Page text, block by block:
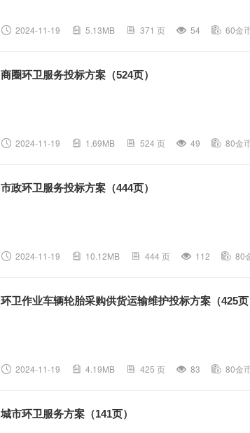
2024-11-19 5.13MB 371 页 54 60金
商圈环卫服务投标方案（524页）
2024-11-19 1.69MB 524 页 49 80金
市政环卫服务投标方案（444页）
2024-11-19 10.12MB 444 页 112 80
环卫作业车辆轮胎采购供货运输维护投标方案（425页
2024-11-19 4.19MB 425 页 83 80金
城市环卫服务方案（141页）